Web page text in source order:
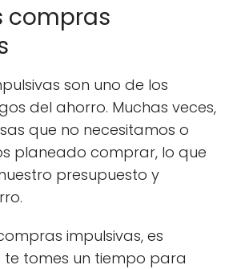
compras
son uno de los
del ahorro. Muchas veces,
que no necesitamos o
planeado comprar, lo que
presupuesto y
impulsivas, es
tomes un tiempo para